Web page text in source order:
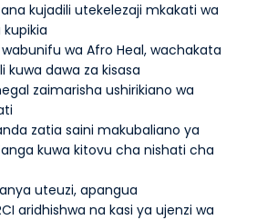
kujadili utekelezaji mkakati wa
wabunifu wa Afro Heal, wachakata
kuwa dawa za kisasa
zaimarisha ushirikiano wa
zatia saini makubaliano ya
kuwa kitovu cha nishati cha
uteuzi, apangua
aridhishwa na kasi ya ujenzi wa